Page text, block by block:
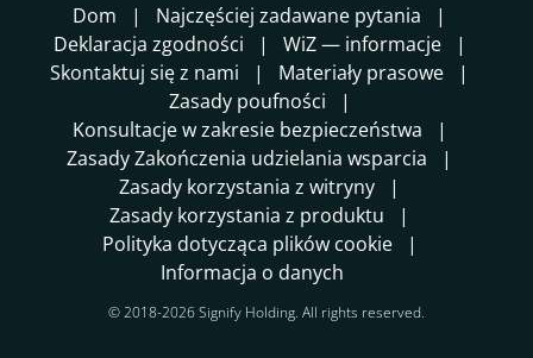
Dom
Najczęściej zadawane pytania
Deklaracja zgodności
WiZ — informacje
Skontaktuj się z nami
Materiały prasowe
Zasady poufności
Konsultacje w zakresie bezpieczeństwa
Zasady Zakończenia udzielania wsparcia
Zasady korzystania z witryny
Zasady korzystania z produktu
Polityka dotycząca plików cookie
Informacja o danych
© 2018-2026 Signify Holding. All rights reserved.